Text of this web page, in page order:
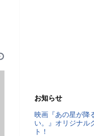
お知らせ
映画『あの星が降
い。』オリジナル
ト！